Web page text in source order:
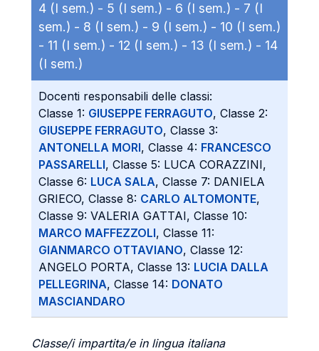
4 (I sem.) - 5 (I sem.) - 6 (I sem.) - 7 (I
sem.) - 8 (I sem.) - 9 (I sem.) - 10 (I sem.)
- 11 (I sem.) - 12 (I sem.) - 13 (I sem.) - 14
(I sem.)
Docenti responsabili delle classi:
Classe 1: GIUSEPPE FERRAGUTO, Classe 2:
GIUSEPPE FERRAGUTO, Classe 3:
ANTONELLA MORI, Classe 4: FRANCESCO
PASSARELLI, Classe 5: LUCA CORAZZINI,
Classe 6: LUCA SALA, Classe 7: DANIELA
GRIECO, Classe 8: CARLO ALTOMONTE,
Classe 9: VALERIA GATTAI, Classe 10:
MARCO MAFFEZZOLI, Classe 11:
GIANMARCO OTTAVIANO, Classe 12:
ANGELO PORTA, Classe 13: LUCIA DALLA
PELLEGRINA, Classe 14: DONATO
MASCIANDARO
Classe/i impartita/e in lingua italiana